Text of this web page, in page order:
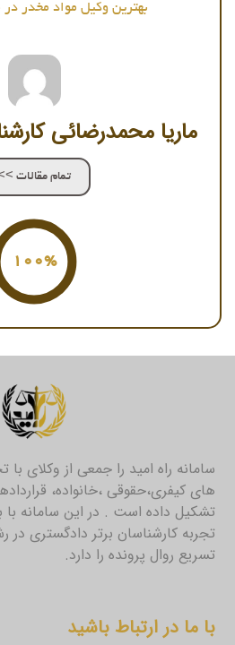
بهترین وکیل مواد مخدر در
ماریا محمدرضائی
تمام مقالات
100%
سامانه راه امید را جمعی از وکلای
های کیفری،حقوقی ،خانواده،
تشکیل داده است . در این سامانه با
تجربه کارشناسان برتر دادگستری
تسریع روال پرونده را دارد.
با ما در ارتباط باشید